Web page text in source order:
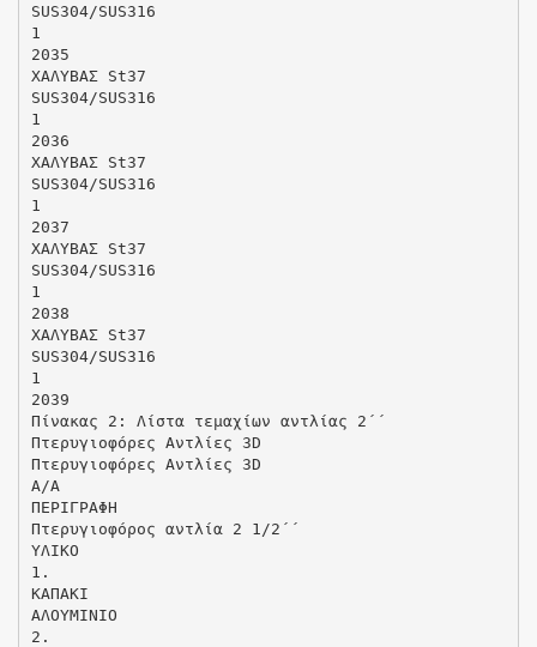
SUS304/SUS316
1
2035
ΧΑΛΥΒΑΣ St37
SUS304/SUS316
1
2036
ΧΑΛΥΒΑΣ St37
SUS304/SUS316
1
2037
ΧΑΛΥΒΑΣ St37
SUS304/SUS316
1
2038
ΧΑΛΥΒΑΣ St37
SUS304/SUS316
1
2039
Πίνακας 2: Λίστα τεμαχίων αντλίας 2΄΄
Πτερυγιοφόρες Αντλίες 3D
Πτερυγιοφόρες Αντλίες 3D
Α/Α
ΠΕΡΙΓΡΑΦΗ
Πτερυγιοφόρος αντλία 2 1/2΄΄
ΥΛΙΚΟ
1.
ΚΑΠΑΚΙ
ΑΛΟΥΜΙΝΙΟ
2.